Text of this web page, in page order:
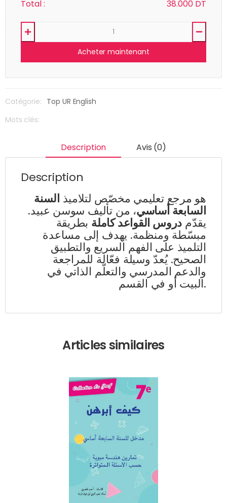
Total : 38.000 DT
Acheter maintenant
Catégorie: Top UR English
Mots clés:
Description Avis (0)
Description
هو مرجع تعليمي مخصّص لتلاميذ السنة
السابعة أساسي، من تأليف سوسن عبيد.
يقدّم دروس القواعد كاملة بطريقة
مبسّطة ومنظمة. يهدف إلى مساعدة
التلميذ على الفهم السريع والتطبيق
الصحيح. يُعدّ وسيلة فعّالة للمراجعة
والدعم المدرسي والتعلّم الذاتي في
البيت أو في القسم.
Articles similaires